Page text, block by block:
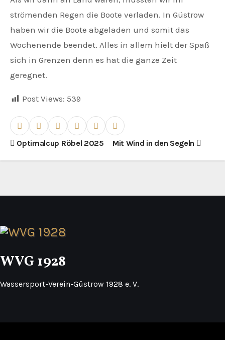
strömenden Regen die Boote verladen. In Güstrow
haben wir die Boote abgeladen und somit das
Wochenende beendet. Alles in allem hielt der Spaß
sich in Grenzen denn es hat die ganze Zeit
geregnet.
Post Views: 539
B
e
r
g
s
Optimalcup Röbel 2025 Mit Wind in den Segeln
WVG 1928
Wassersport-Verein-Güstrow 1928 e. V.